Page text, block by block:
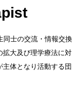
同士の交流・情報交換
拡大及び理学療法に対
体となり活動する団